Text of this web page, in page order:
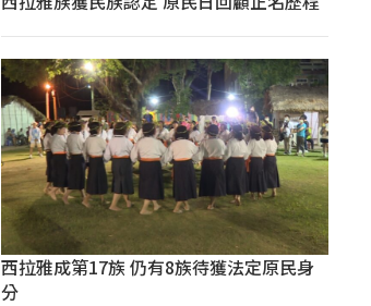
西拉雅成第17族 仍有8族待獲法定原民身
分